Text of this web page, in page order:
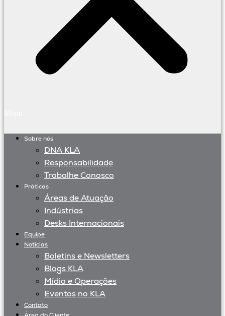
Sobre nós
DNA KLA
Responsabilidade
Trabalhe Conosco
Práticas
Áreas de Atuação
Indústrias
Desks Internacionais
Equipe
Notícias
Boletins e Newsletters
Blogs KLA
Mídia e Operações
Eventos no KLA
Contato